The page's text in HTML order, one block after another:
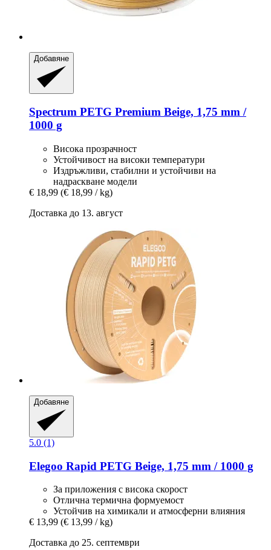
Добавяне
Spectrum PETG Premium Beige, 1,75 mm /
1000 g
Висока прозрачност
Устойчивост на високи температури
Издръжливи, стабилни и устойчиви на
надраскване модели
€ 18,99 (€ 18,99 / kg)
Доставка до 13. август
Добавяне
5.0 (1)
Elegoo Rapid PETG Beige, 1,75 mm / 1000 g
За приложения с висока скорост
Отлична термична формуемост
Устойчив на химикали и атмосферни влияния
€ 13,99 (€ 13,99 / kg)
Доставка до 25. септември